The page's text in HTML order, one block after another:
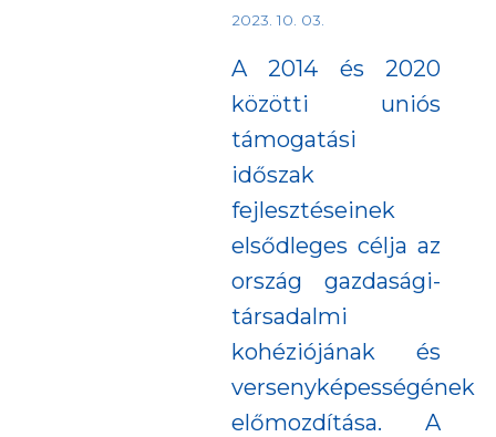
2023. 10. 03.
A 2014 és 2020
közötti uniós
támogatási
időszak
fejlesztéseinek
elsődleges célja az
ország gazdasági-
társadalmi
kohéziójának és
versenyképességének
előmozdítása. A